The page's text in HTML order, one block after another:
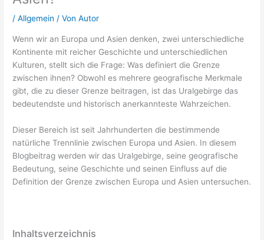
/Allgemein / VonAutor
Wenn wir an Europa und Asien denken, zwei unterschiedliche
Kontinente mit reicher Geschichte und unterschiedlichen
Kulturen, stellt sich die Frage: Was definiert die Grenze
zwischen ihnen? Obwohl es mehrere geografische Merkmale
gibt, die zu dieser Grenze beitragen, ist das Uralgebirge das
bedeutendste und historisch anerkannteste Wahrzeichen.
Dieser Bereich ist seit Jahrhunderten die bestimmende
natürliche Trennlinie zwischen Europa und Asien. In diesem
Blogbeitrag werden wir das Uralgebirge, seine geografische
Bedeutung, seine Geschichte und seinen Einfluss auf die
Definition der Grenze zwischen Europa und Asien untersuchen.
Inhaltsverzeichnis